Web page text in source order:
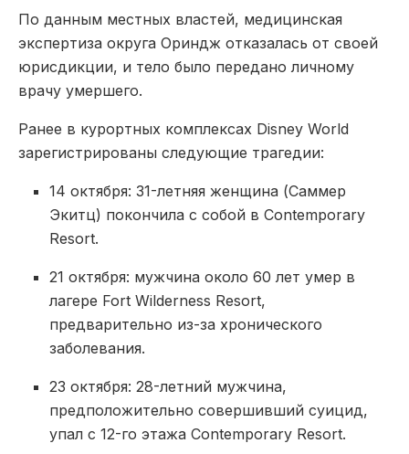
По данным местных властей, медицинская
экспертиза округа Ориндж отказалась от своей
юрисдикции, и тело было передано личному
врачу умершего.
Ранее в курортных комплексах Disney World
зарегистрированы следующие трагедии:
14 октября: 31-летняя женщина (Саммер
Экитц) покончила с собой в Contemporary
Resort.
21 октября: мужчина около 60 лет умер в
лагере Fort Wilderness Resort,
предварительно из-за хронического
заболевания.
23 октября: 28-летний мужчина,
предположительно совершивший суицид,
упал с 12-го этажа Contemporary Resort.